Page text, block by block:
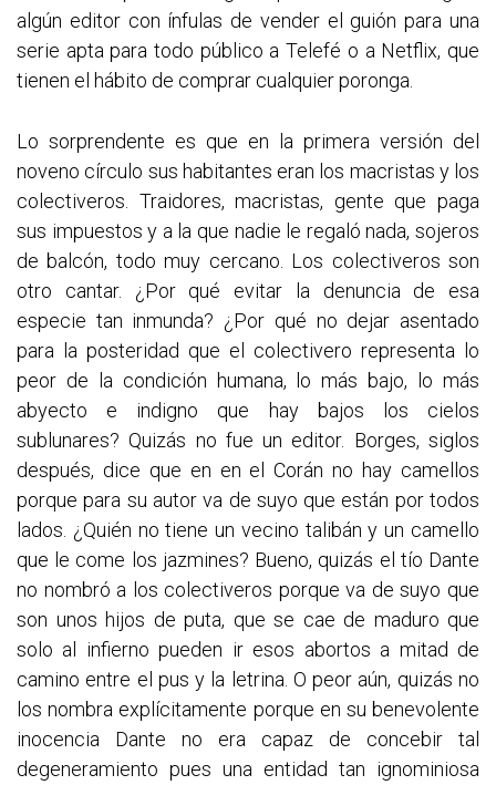
algún editor con ínfulas de vender el guión para una
serie apta para todo público a Telefé o a Netflix, que
tienen el hábito de comprar cualquier poronga.
Lo sorprendente es que en la primera versión del
noveno círculo sus habitantes eran los macristas y los
colectiveros. Traidores, macristas, gente que paga
sus impuestos y a la que nadie le regaló nada, sojeros
de balcón, todo muy cercano. Los colectiveros son
otro cantar. ¿Por qué evitar la denuncia de esa
especie tan inmunda? ¿Por qué no dejar asentado
para la posteridad que el colectivero representa lo
peor de la condición humana, lo más bajo, lo más
abyecto e indigno que hay bajos los cielos
sublunares? Quizás no fue un editor. Borges, siglos
después, dice que en en el Corán no hay camellos
porque para su autor va de suyo que están por todos
lados. ¿Quién no tiene un vecino talibán y un camello
que le come los jazmines? Bueno, quizás el tío Dante
no nombró a los colectiveros porque va de suyo que
son unos hijos de puta, que se cae de maduro que
solo al infierno pueden ir esos abortos a mitad de
camino entre el pus y la letrina. O peor aún, quizás no
los nombra explícitamente porque en su benevolente
inocencia Dante no era capaz de concebir tal
degeneramiento pues una entidad tan ignominiosa